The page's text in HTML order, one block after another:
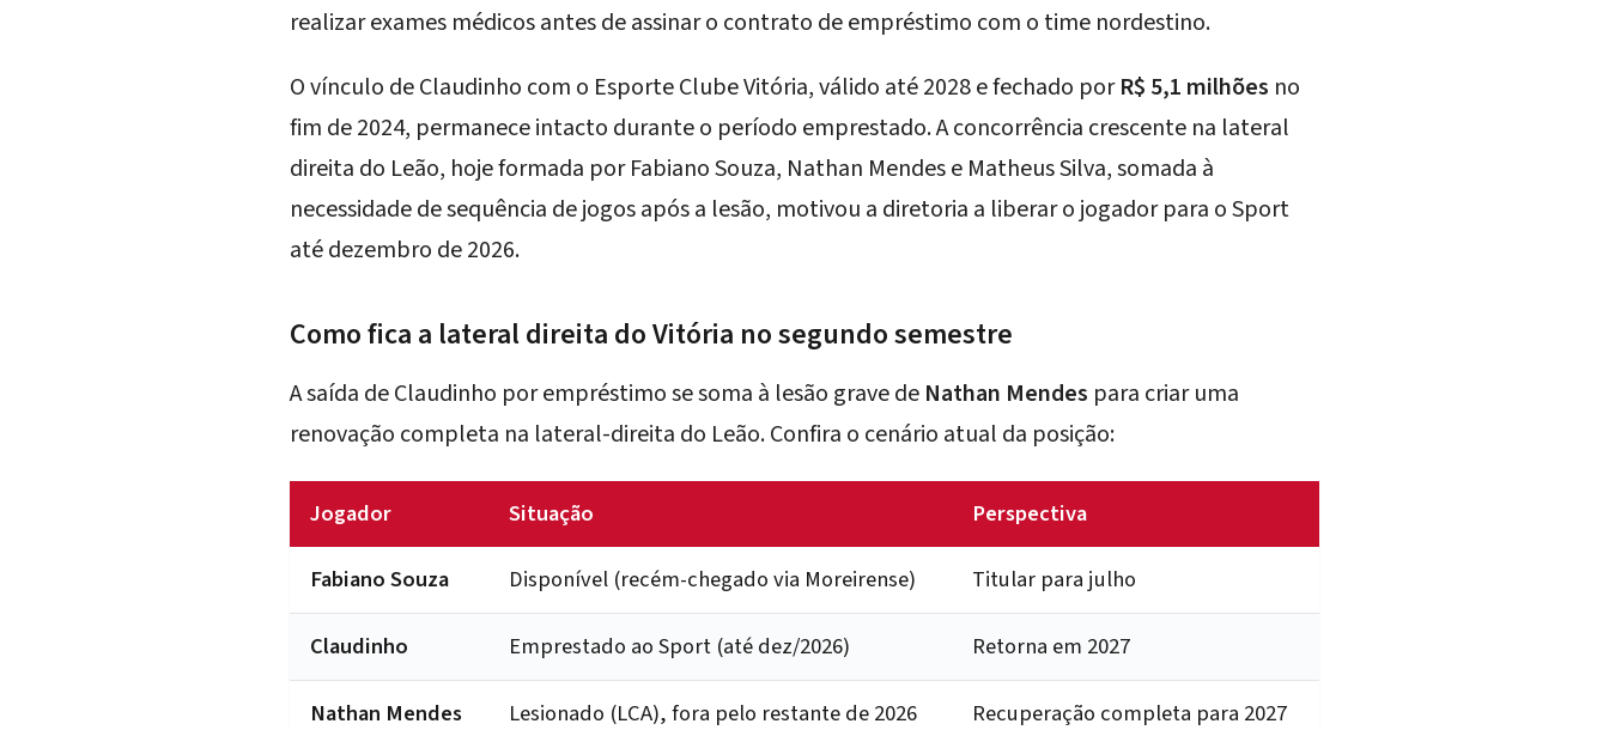
realizar exames médicos antes de assinar o contrato de empréstimo com o time nordestino.
O vínculo de Claudinho com o Esporte Clube Vitória, válido até 2028 e fechado porR$ 5,1 milhões no
fim de 2024, permanece intacto durante o período emprestado. A concorrência crescente na lateral
direita do Leão, hoje formada por Fabiano Souza, Nathan Mendes e Matheus Silva, somada à
necessidade de sequência de jogos após a lesão, motivou a diretoria a liberar o jogador para o Sport
até dezembro de 2026.
Como fica a lateral direita do Vitória no segundo semestre
A saída de Claudinho por empréstimo se soma à lesão grave de Nathan Mendes para criar uma
renovação completa na lateral-direita do Leão. Confira o cenário atual da posição:
Jogador Situação Perspectiva
Fabiano Souza Disponível (recém-chegado via Moreirense) Titular para julho
Claudinho Emprestado ao Sport (até dez/2026) Retorna em 2027
Nathan Mendes Lesionado (LCA), fora pelo restante de 2026 Recuperação completa para 2027